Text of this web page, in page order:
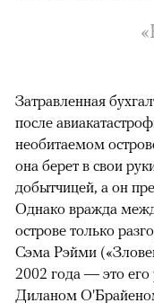
Затравленная
после
необитаемом
она берет в свои
добытчицей, а он
Однако вражда
острове только
Сэма Рэйми
2002 года — это
Диланом